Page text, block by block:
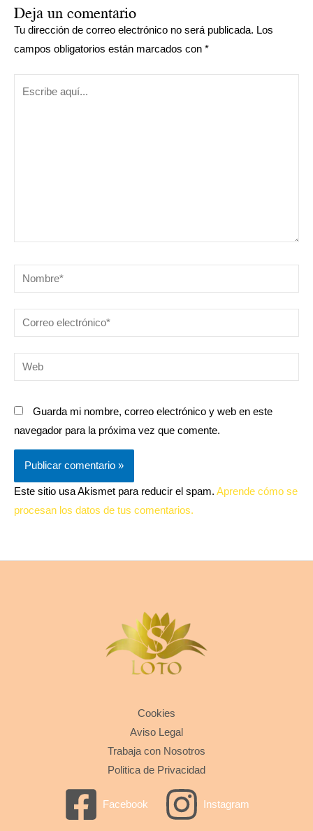
Deja un comentario
Tu dirección de correo electrónico no será publicada. Los
campos obligatorios están marcados con *
Nombre*
Correo
electrónico*
Web
Guarda mi nombre, correo electrónico y web en este
navegador para la próxima vez que comente.
Este sitio usa Akismet para reducir el spam. Aprende cómo se
procesan los datos de tus comentarios.
Cookies
Aviso Legal
Trabaja con Nosotros
Politica de Privacidad
Facebook Instagram